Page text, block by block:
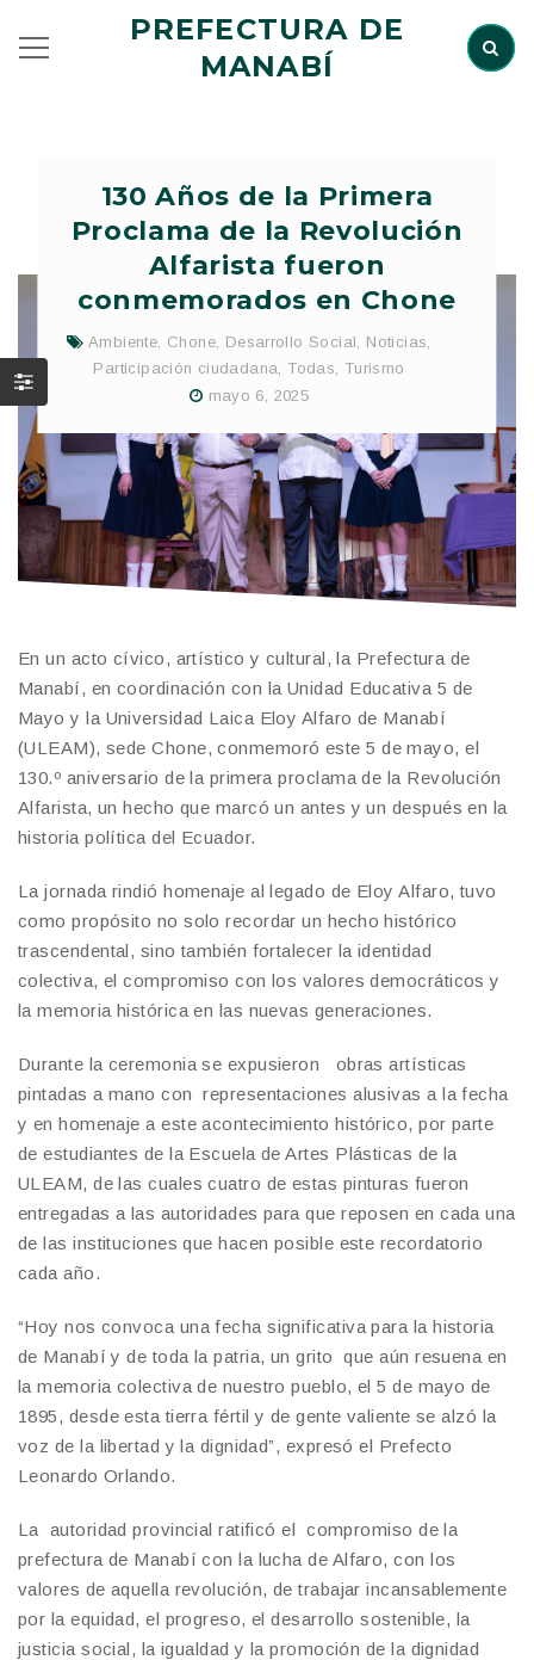
PREFECTURA DE
MANABÍ
130 Años de la Primera
Proclama de la Revolución
Alfarista fueron
conmemorados en Chone
Ambiente, Chone, Desarrollo Social, Noticias,
Participación ciudadana, Todas, Turismo
mayo 6, 2025
En un acto cívico, artístico y cultural, la Prefectura de
Manabí, en coordinación con la Unidad Educativa 5 de
Mayo y la Universidad Laica Eloy Alfaro de Manabí
(ULEAM), sede Chone, conmemoró este 5 de mayo, el
130.º aniversario de la primera proclama de la Revolución
Alfarista, un hecho que marcó un antes y un después en la
historia política del Ecuador.
La jornada rindió homenaje al legado de Eloy Alfaro, tuvo
como propósito no solo recordar un hecho histórico
trascendental, sino también fortalecer la identidad
colectiva, el compromiso con los valores democráticos y
la memoria histórica en las nuevas generaciones.
Durante la ceremonia se expusieron obras artísticas
pintadas a mano con representaciones alusivas a la fecha
y en homenaje a este acontecimiento histórico, por parte
de estudiantes de la Escuela de Artes Plásticas de la
ULEAM, de las cuales cuatro de estas pinturas fueron
entregadas a las autoridades para que reposen en cada una
de las instituciones que hacen posible este recordatorio
cada año.
“Hoy nos convoca una fecha significativa para la historia
de Manabí y de toda la patria, un grito que aún resuena en
la memoria colectiva de nuestro pueblo, el 5 de mayo de
1895, desde esta tierra fértil y de gente valiente se alzó la
voz de la libertad y la dignidad”, expresó el Prefecto
Leonardo Orlando.
La autoridad provincial ratificó el compromiso de la
prefectura de Manabí con la lucha de Alfaro, con los
valores de aquella revolución, de trabajar incansablemente
por la equidad, el progreso, el desarrollo sostenible, la
justicia social, la igualdad y la promoción de la dignidad